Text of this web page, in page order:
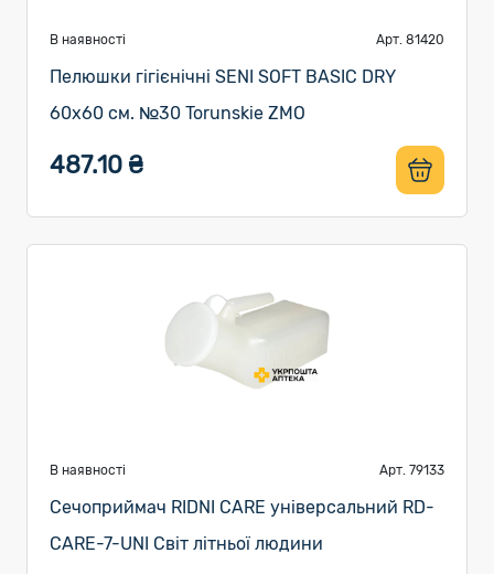
В наявності Арт. 81420
Пелюшки гігієнічні SENI SOFT BASIC DRY
60x60 см. №30 Torunskie ZMO
487.10 ₴
В наявності Арт. 79133
Сечоприймач RIDNI CARE універсальний RD-
CARE-7-UNI Світ літньої людини